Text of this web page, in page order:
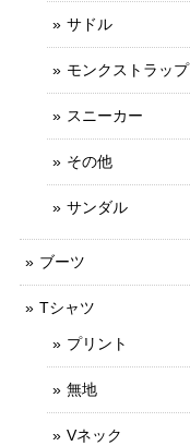
サドル
モンクストラップ
スニーカー
その他
サンダル
ブーツ
Tシャツ
プリント
無地
Vネック